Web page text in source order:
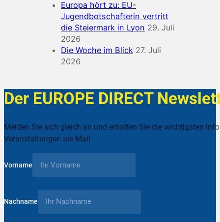
Europa hört zu: EU-
Jugendbotschafterin vertritt
die Steiermark in Lyon 29. Juli
2026
Die Woche im Blick 27. Juli
2026
Der EUROPE DIRECT
Melden Sie sich gleich an und erhalten Sie die wichtigsten
Veranstaltungen als Mail
Vorname
Nachname